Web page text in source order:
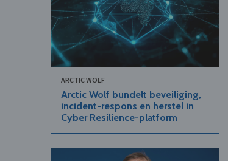
ARCTIC WOLF
Arctic Wolf bundelt beveiliging,
incident-respons en herstel in
Cyber Resilience-platform